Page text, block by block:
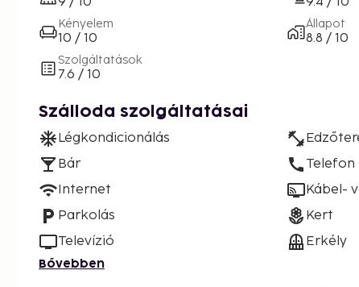
Kényelem
10 / 10
Szolgáltatások
7.6 / 10
Állapot
8.8 / 10
Szálloda szolgáltatásai
Légkondicionálás
Bár
Internet
Parkolás
Televízió
Telefon
Kábel-
Kert
Erkély
Bővebben